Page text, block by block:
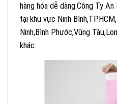
hàng hóa dễ dàng.Công Ty An
tại khu vực Ninh
Ninh,Bình Phước,Vũng
khác.